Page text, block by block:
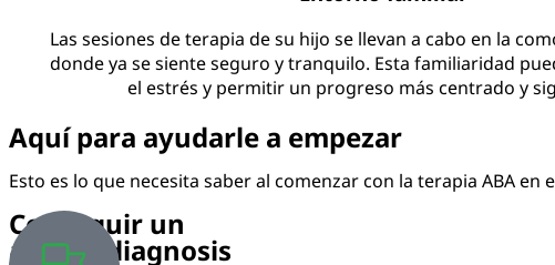
Las sesiones de terapia de su hijo se llevan a cabo en la
donde ya se siente seguro y tranquilo. Esta familiaridad
el estrés y permitir un progreso más centrado y
Aquí para ayudarle a empezar
Esto es lo que necesita saber al comenzar con la terapia ABA en
Conseguir un
autism diagnosis